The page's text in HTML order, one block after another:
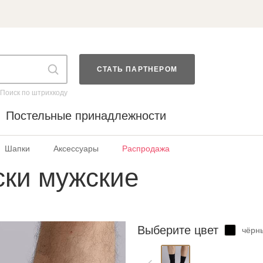
Поиск по штрихкоду
СТАТЬ ПАРТНЕРОМ
Постельные принадлежности
Шапки Аксессуары Распродажа
мужские
Выберите цвет